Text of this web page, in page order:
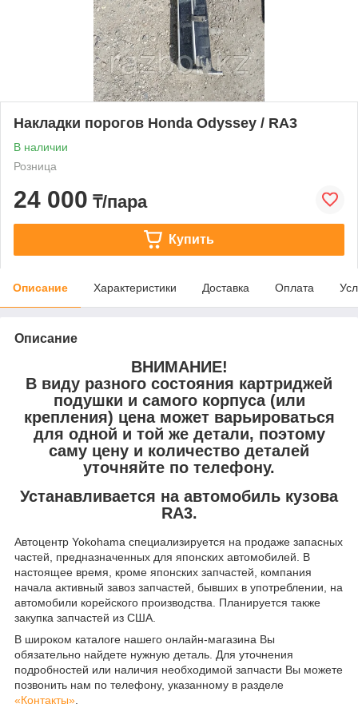
Накладки порогов Honda Odyssey / RA3
В наличии
Розница
24 000 ₸/пара
Купить
Описание Характеристики Доставка Оплата
Описание
ВНИМАНИЕ!
В виду разного состояния картриджей
подушки и самого корпуса (или
крепления) цена может варьироваться
для одной и той же детали, поэтому
саму цену и количество деталей
уточняйте по телефону.
Устанавливается на автомобиль кузова
RA3.
Автоцентр Yokohama специализируется на продаже запасных
частей, предназначенных для японских автомобилей. В
настоящее время, кроме японских запчастей, компания
начала активный завоз запчастей, бывших в употреблении, на
автомобили корейского производства. Планируется также
закупка запчастей из США.
В широком каталоге нашего онлайн-магазина Вы
обязательно найдете нужную деталь. Для уточнения
подробностей или наличия необходимой запчасти Вы можете
позвонить нам по телефону, указанному в разделе
«Контакты»